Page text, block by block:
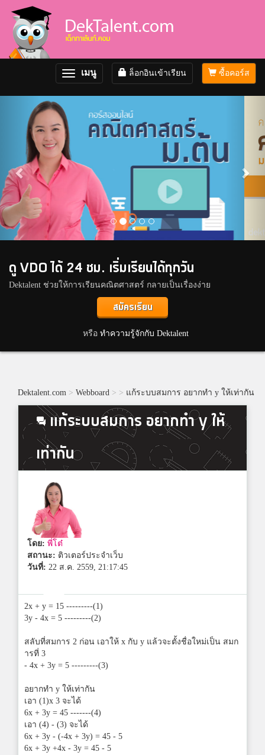
ซื้อคอร์ส
ล็อกอินเข้าเรียน
Toggle
navigation
เมนู
Previous
ดู VDO ได้ 24 ชม. เริ่มเรียนได้ทุกวัน
Dektalent ช่วยให้การเรียนคณิตศาสตร์ กลายเป็นเรื่องง่าย
สมัครเรียน
หรือ ทำความรู้จักกับ Dektalent
Dektalent.com > Webboard > > แก้ระบบสมการ อยากทำ y ให้เท่ากัน
แก้ระบบสมการ อยากทำ y ให้
เท่ากัน
โดย: พี่โต๋
สถานะ: ติวเตอร์ประจำเว็บ
วันที่: 22 ส.ค. 2559, 21:17:45
2x + y = 15 ---------(1)
3y - 4x = 5 ---------(2)
สลับที่สมการ 2 ก่อน เอาให้ x กับ y แล้วจะตั้งชื่อใหม่เป็น สมก
ารที่ 3
- 4x + 3y = 5 ---------(3)
อยากทำ y ให้เท่ากัน
เอา (1)x 3 จะได้
6x + 3y = 45 -------(4)
เอา (4) - (3) จะได้
6x + 3y - (-4x + 3y) = 45 - 5
6x + 3y +4x - 3y = 45 - 5